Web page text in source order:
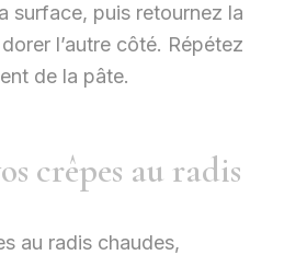
surface, puis retournez la
l’autre côté. Répétez
de la pâte.
crêpes au radis
au radis chaudes,